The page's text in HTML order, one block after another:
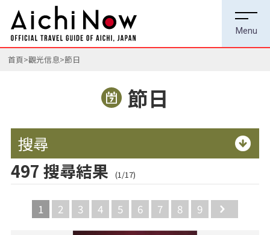
首頁 觀光信息 節日
節日
搜尋
497 搜尋結果 (1/17)
1 2 3 4 5 6 7 8 9